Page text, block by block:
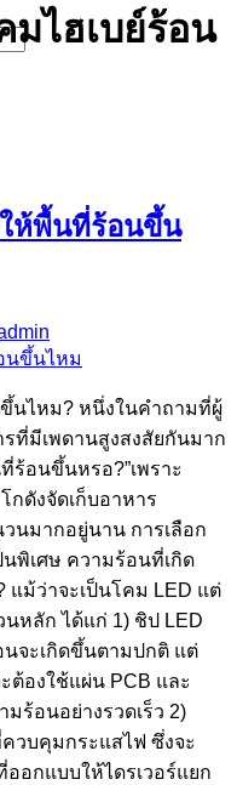
มไฮเบย์ร้อน
ห้พื้นที่ร้อนขึ้น
นไหม? หนึ่งในคำถามที่ผู้
ที่มีเพดานสูงสงสัยกันมาก
ร้อนขึ้นหรอ?”เพราะ
ดังจัดเก็บอาหาร
นมากอยู่นาน การเลือก
นพิเศษ ความร้อนที่เกิด
แม้ว่าจะเป็นโคม LED แต่
หลัก ได้แก่ 1) ชิป LED
นจะเกิดขึ้นตามปกติ แต่
ต้องใช้แผ่น PCB และ
ร้อนอย่างรวดเร็ว 2)
ควบคุมกระแสไฟ ซึ่งจะ
ออกแบบให้ไดรเวอร์แยก